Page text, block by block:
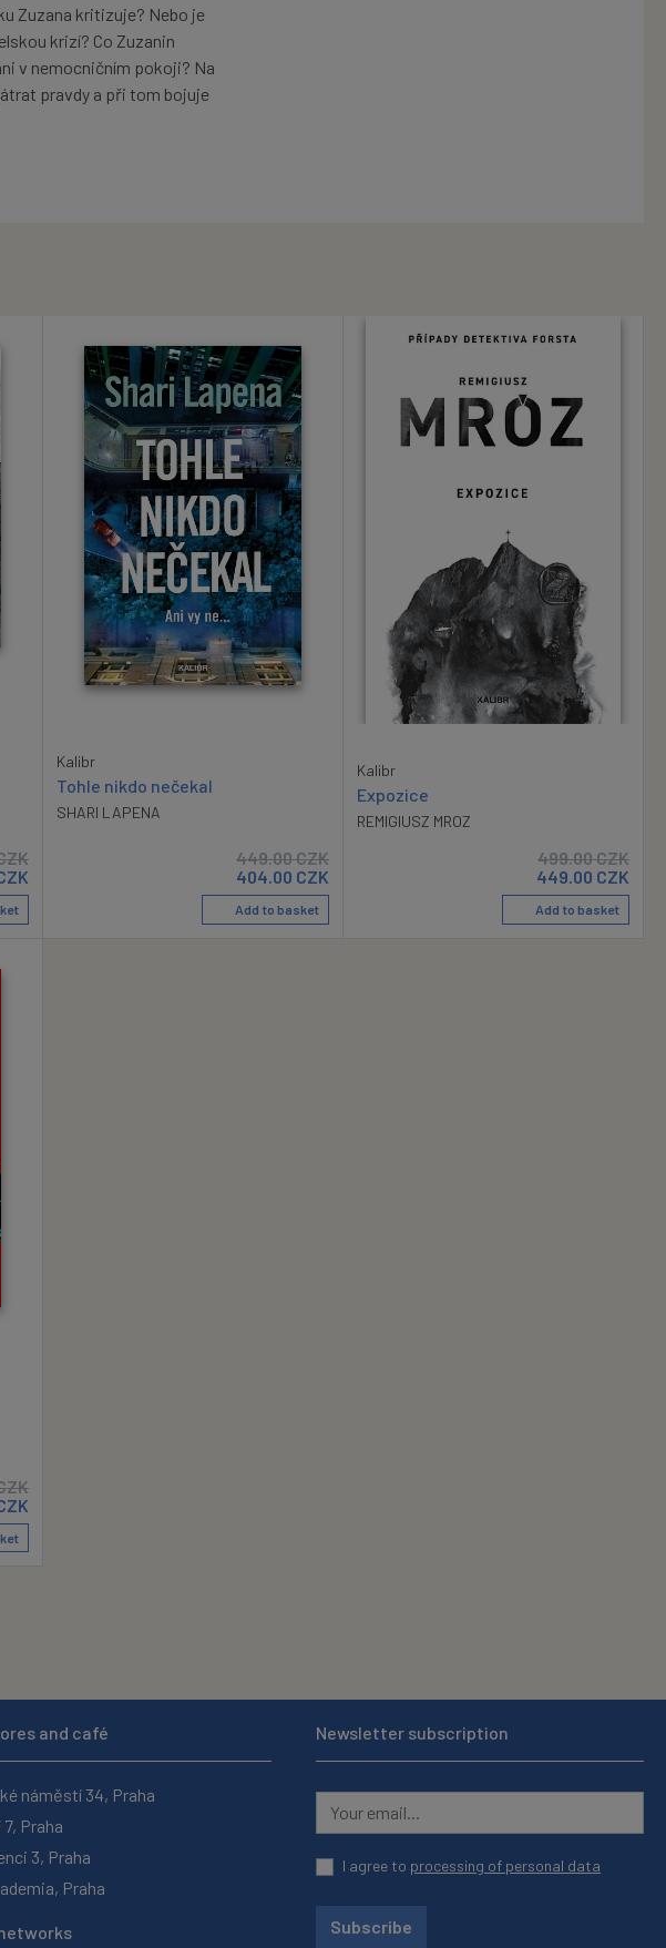
Zuzana kritizuje? Nebo je
krizí? Co Zuzanin
v nemocničním pokoji? Na
pravdy a při tom bojuje
Kalibr
Tohle nikdo nečekal
SHARI LAPENA
449.00CZK
404.00 CZK
Add to basket
Kalibr
Expozice
REMIGIUSZ MROZ
499.00CZK
449.00 CZK
Add to basket
and café
náměstí 34, Praha
Praha
3, Praha
Praha
Newsletter subscription
I agree to processing of personal data
Subscribe